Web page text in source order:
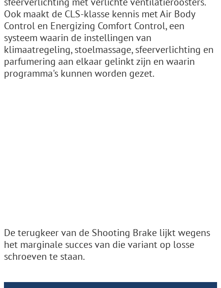
Ook maakt de CLS-klasse kennis met Air Body
Control en Energizing Comfort Control, een
systeem waarin de instellingen van
klimaatregeling, stoelmassage, sfeerverlichting en
parfumering aan elkaar gelinkt zijn en waarin
programma's kunnen worden gezet.
De terugkeer van de Shooting Brake lijkt wegens
het marginale succes van die variant op losse
schroeven te staan.